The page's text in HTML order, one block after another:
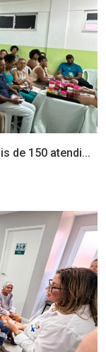
de 150 atendi...